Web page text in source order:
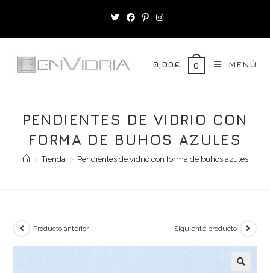
contenido
0,00€ 0 MENÚ
PENDIENTES DE VIDRIO CON
FORMA DE BUHOS AZULES
> Tienda > Pendientes de vidrio con forma de buhos azules
Producto anterior Siguiente producto